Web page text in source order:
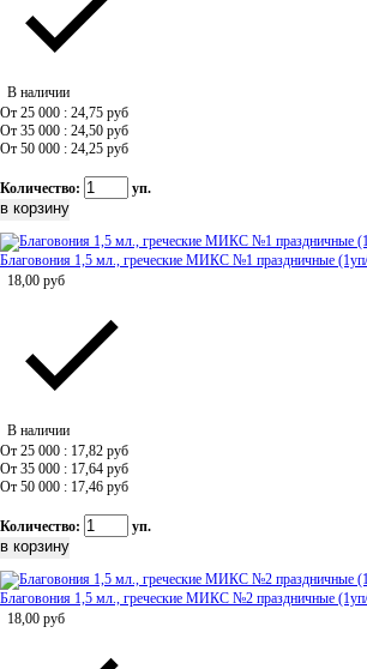
В наличии
От 25 000 : 24,75 руб
От 35 000 : 24,50 руб
От 50 000 : 24,25 руб
Количество: уп.
Благовония 1,5 мл., греческие МИКС №1 праздничные
18,00 руб
В наличии
От 25 000 : 17,82 руб
От 35 000 : 17,64 руб
От 50 000 : 17,46 руб
Количество: уп.
Благовония 1,5 мл., греческие МИКС №2 праздничные
18,00 руб